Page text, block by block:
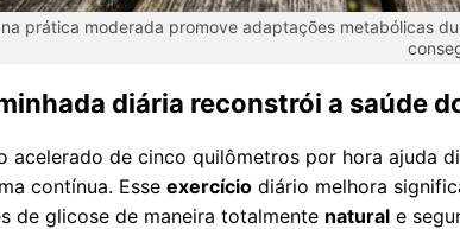
prática moderada promove adaptações metabólicas
diária reconstrói a saúde
acelerado de cinco quilômetros por hora ajuda
contínua. Esse exercício diário melhora
de glicose de maneira totalmente natural e